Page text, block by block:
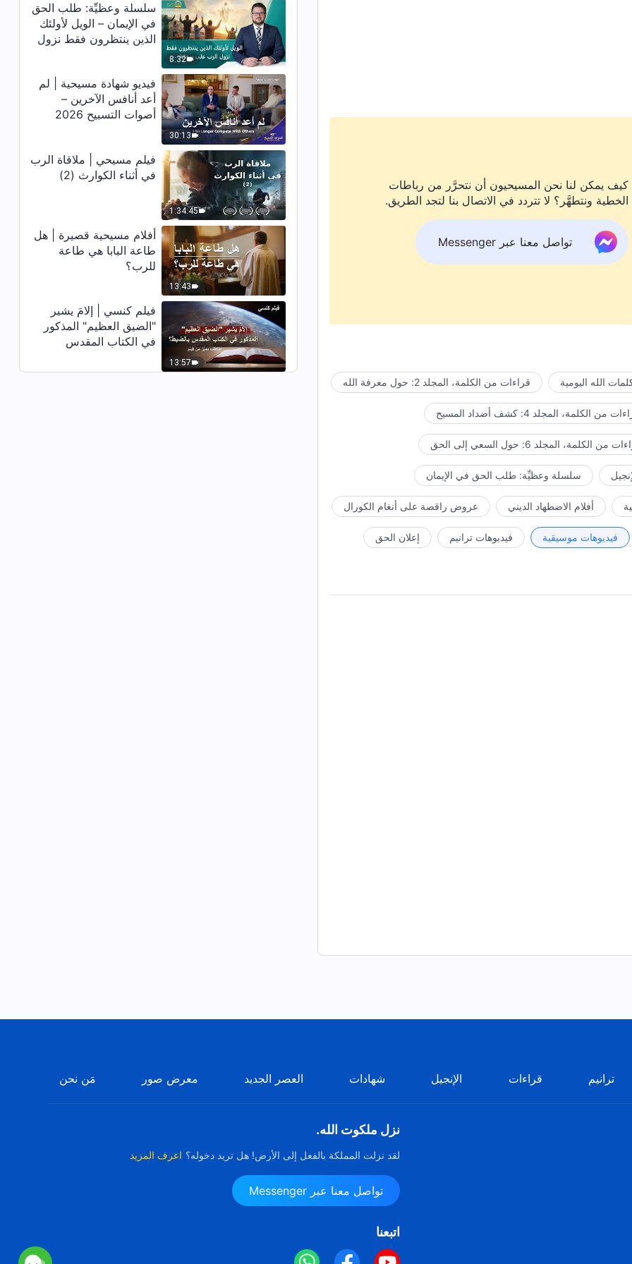
كيف يمكن لنا نحن المسيحيون أن نتحرَّر من رباطات
الخطية ونتطهَّر؟ لا تتردد في الاتصال بنا لتجد الطريق.
تواصل معنا عبر Messenger
الله اليومية قراءات من الكلمة، المجلد 2: حول معرفة الله
من الكلمة، المجلد 4: كشف أضداد المسيح
من الكلمة، المجلد 6: حول السعي إلى الحق
سلسلة وعظيِّة: طلب الحق في الإيمان
أفلام الاضطهاد الديني عروض راقصة على أنغام الكورال
فيديوهات موسيقية فيديوهات ترانيم إعلان الحق
8:32
سلسلة وعظيِّة: طلب الحق
في الإيمان – الويل لأولئك
الذين ينتظرون فقط نزول
30:13
فيديو شهادة مسيحية | لم
أعد أنافس الآخرين –
أصوات التسبيح 2026
1:34:45
فيلم مسيحي | ملاقاة الرب
في أثناء الكوارث (2)
13:43
أفلام مسيحية قصيرة | هل
طاعة البابا هي طاعة
للرب؟
13:57
فيلم كنسي | إلامَ يشير
"الضيق العظيم" المذكور
في الكتاب المقدس
من فيلم)
ترانيم قراءات الإنجيل شهادات العصر الجديد معرض صور مَن نحن
نزل ملكوت الله.
لقد نزلت المملكة بالفعل إلى الأرض! هل تريد دخوله؟ اعرف المزيد
تواصل معنا عبر Messenger
اتبعنا